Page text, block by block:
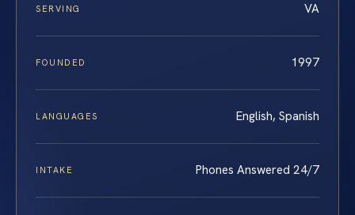
SERVING VA
FOUNDED 1997
LANGUAGES English, Spanish
INTAKE Phones Answered 24/7